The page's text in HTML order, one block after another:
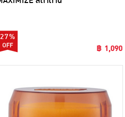
27%
฿ 1,090